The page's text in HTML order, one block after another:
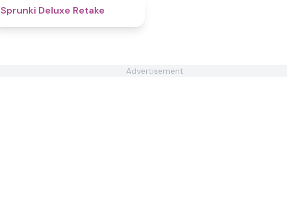
Sprunki Deluxe Retake
Advertisement